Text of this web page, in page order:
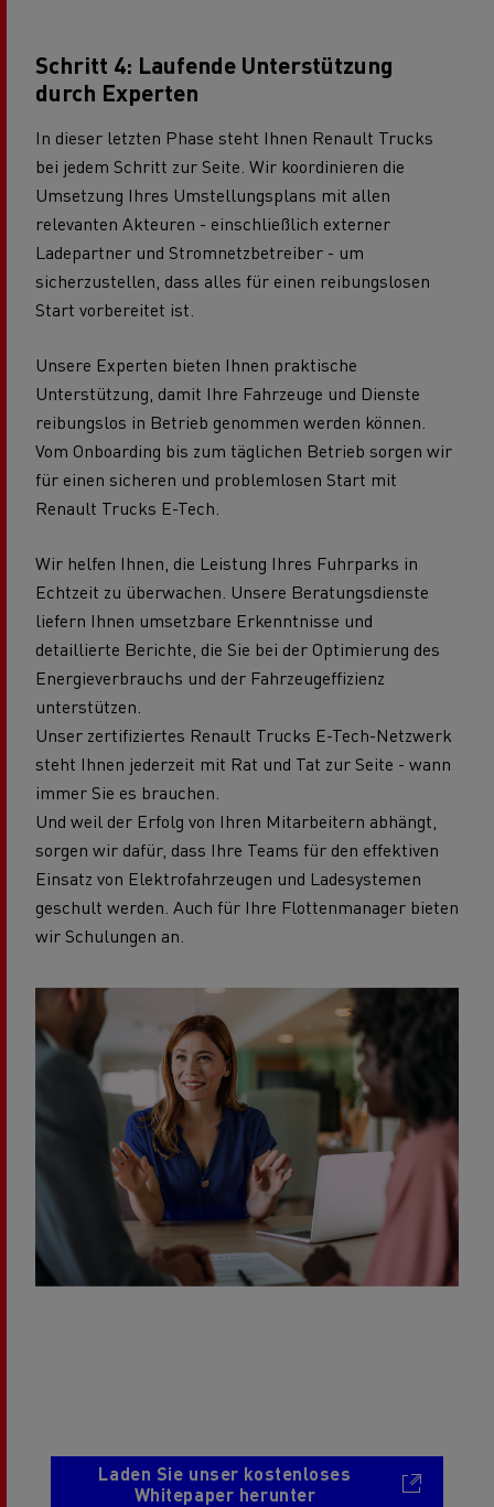
Schritt 4: Laufende Unterstützung
durch Experten
In dieser letzten Phase steht Ihnen Renault Trucks
bei jedem Schritt zur Seite. Wir koordinieren die
Umsetzung Ihres Umstellungsplans mit allen
relevanten Akteuren - einschließlich externer
Ladepartner und Stromnetzbetreiber - um
sicherzustellen, dass alles für einen reibungslosen
Start vorbereitet ist.
Unsere Experten bieten Ihnen praktische
Unterstützung, damit Ihre Fahrzeuge und Dienste
reibungslos in Betrieb genommen werden können.
Vom Onboarding bis zum täglichen Betrieb sorgen wir
für einen sicheren und problemlosen Start mit
Renault Trucks E-Tech.
Wir helfen Ihnen, die Leistung Ihres Fuhrparks in
Echtzeit zu überwachen. Unsere Beratungsdienste
liefern Ihnen umsetzbare Erkenntnisse und
detaillierte Berichte, die Sie bei der Optimierung des
Energieverbrauchs und der Fahrzeugeffizienz
unterstützen.
Unser zertifiziertes Renault Trucks E-Tech-Netzwerk
steht Ihnen jederzeit mit Rat und Tat zur Seite - wann
immer Sie es brauchen.
Und weil der Erfolg von Ihren Mitarbeitern abhängt,
sorgen wir dafür, dass Ihre Teams für den effektiven
Einsatz von Elektrofahrzeugen und Ladesystemen
geschult werden. Auch für Ihre Flottenmanager bieten
wir Schulungen an.
Laden Sie unser kostenloses
Whitepaper herunter